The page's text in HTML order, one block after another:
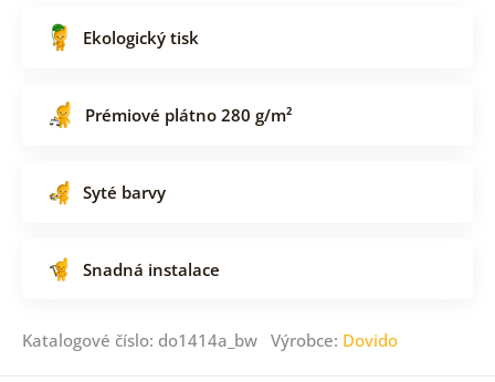
Ekologický tisk
Prémiové plátno 280 g/m²
Syté barvy
Snadná instalace
Katalogové číslo: do1414a_bw Výrobce: Dovido